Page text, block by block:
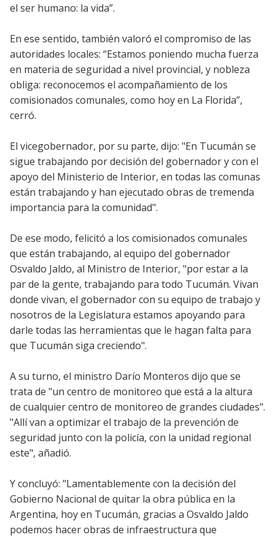
el ser humano: la vida”.
En ese sentido, también valoró el compromiso de las
autoridades locales: “Estamos poniendo mucha fuerza
en materia de seguridad a nivel provincial, y nobleza
obliga: reconocemos el acompañamiento de los
comisionados comunales, como hoy en La Florida”,
cerró.
El vicegobernador, por su parte, dijo: "En Tucumán se
sigue trabajando por decisión del gobernador y con el
apoyo del Ministerio de Interior, en todas las comunas
están trabajando y han ejecutado obras de tremenda
importancia para la comunidad".
De ese modo, felicitó a los comisionados comunales
que están trabajando, al equipo del gobernador
Osvaldo Jaldo, al Ministro de Interior, "por estar a la
par de la gente, trabajando para todo Tucumán. Vivan
donde vivan, el gobernador con su equipo de trabajo y
nosotros de la Legislatura estamos apoyando para
darle todas las herramientas que le hagan falta para
que Tucumán siga creciendo".
A su turno, el ministro Darío Monteros dijo que se
trata de "un centro de monitoreo que está a la altura
de cualquier centro de monitoreo de grandes ciudades".
"Allí van a optimizar el trabajo de la prevención de
seguridad junto con la policía, con la unidad regional
este", añadió.
Y concluyó: "Lamentablemente con la decisión del
Gobierno Nacional de quitar la obra pública en la
Argentina, hoy en Tucumán, gracias a Osvaldo Jaldo
podemos hacer obras de infraestructura que